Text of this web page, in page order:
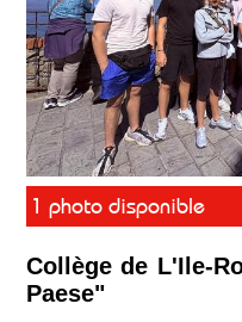
1 photo disponible
Collège de L'Ile-
Paese"